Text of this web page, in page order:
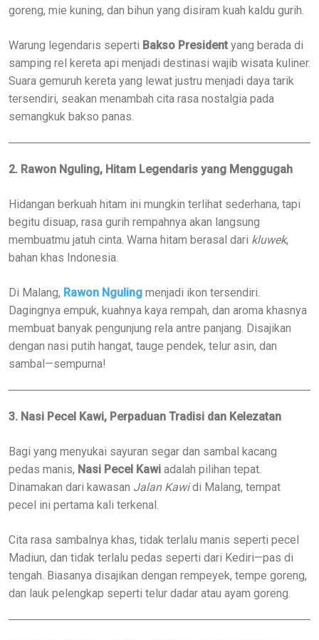
goreng, mie kuning, dan bihun yang disiram kuah kaldu gurih.
Warung legendaris seperti Bakso President yang berada di
samping rel kereta api menjadi destinasi wajib wisata kuliner.
Suara gemuruh kereta yang lewat justru menjadi daya tarik
tersendiri, seakan menambah cita rasa nostalgia pada
semangkuk bakso panas.
2. Rawon Nguling, Hitam Legendaris yang Menggugah
Hidangan berkuah hitam ini mungkin terlihat sederhana, tapi
begitu disuap, rasa gurih rempahnya akan langsung
membuatmu jatuh cinta. Warna hitam berasal dari kluwek,
bahan khas Indonesia.
Di Malang, Rawon Nguling menjadi ikon tersendiri.
Dagingnya empuk, kuahnya kaya rempah, dan aroma khasnya
membuat banyak pengunjung rela antre panjang. Disajikan
dengan nasi putih hangat, tauge pendek, telur asin, dan
sambal—sempurna!
3. Nasi Pecel Kawi, Perpaduan Tradisi dan Kelezatan
Bagi yang menyukai sayuran segar dan sambal kacang
pedas manis, Nasi Pecel Kawi adalah pilihan tepat.
Dinamakan dari kawasan Jalan Kawidi Malang, tempat
pecel ini pertama kali terkenal.
Cita rasa sambalnya khas, tidak terlalu manis seperti pecel
Madiun, dan tidak terlalu pedas seperti dari Kediri—pas di
tengah. Biasanya disajikan dengan rempeyek, tempe goreng,
dan lauk pelengkap seperti telur dadar atau ayam goreng.